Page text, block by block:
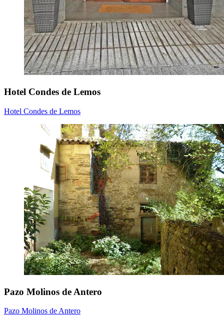
Hotel Condes de Lemos
Hotel Condes de Lemos
Pazo Molinos de Antero
Pazo Molinos de Antero